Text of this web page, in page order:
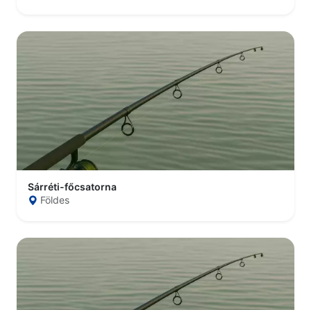
Sárréti-főcsatorna
Földes